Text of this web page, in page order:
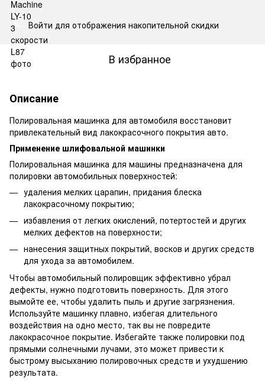
% Войти для отображения накопительной скидки
В избранное
Описание
Полировальная машинка для автомобиля восстановит
привлекательный вид лакокрасочного покрытия авто.
Применение шлифовальной машинки
Полировальная машинка для машины предназначена для
полировки автомобильных поверхностей:
удаления мелких царапин, придания блеска
лакокрасочному покрытию;
избавления от легких окислений, потертостей и других
мелких дефектов на поверхности;
нанесения защитных покрытий, восков и других средств
для ухода за автомобилем.
Чтобы автомобильный полировщик эффективно убрал
дефекты, нужно подготовить поверхность. Для этого
вымойте ее, чтобы удалить пыль и другие загрязнения.
Используйте машинку плавно, избегая длительного
воздействия на одно место, так вы не повредите
лакокрасочное покрытие. Избегайте также полировки под
прямыми солнечными лучами, это может привести к
быстрому высыханию полировочных средств и ухудшению
результата.